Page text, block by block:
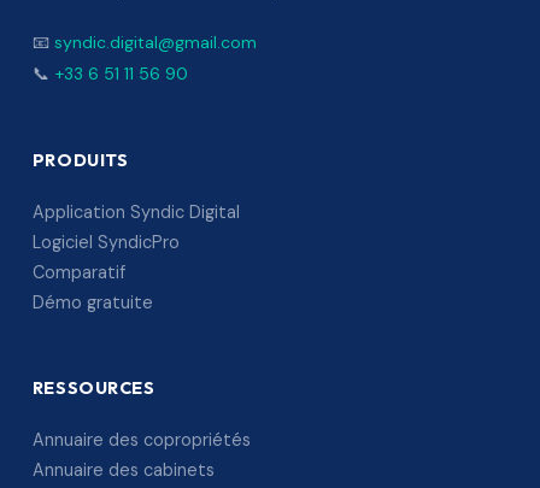
📧 syndic.digital@gmail.com
📞 +33 6 51 11 56 90
PRODUITS
Application Syndic Digital
Logiciel SyndicPro
Comparatif
Démo gratuite
RESSOURCES
Annuaire des copropriétés
Annuaire des cabinets